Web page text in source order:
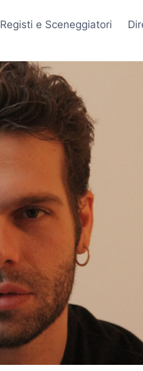
Registi e Sceneggiatori